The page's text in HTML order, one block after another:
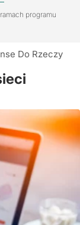
programu
Do Rzeczy